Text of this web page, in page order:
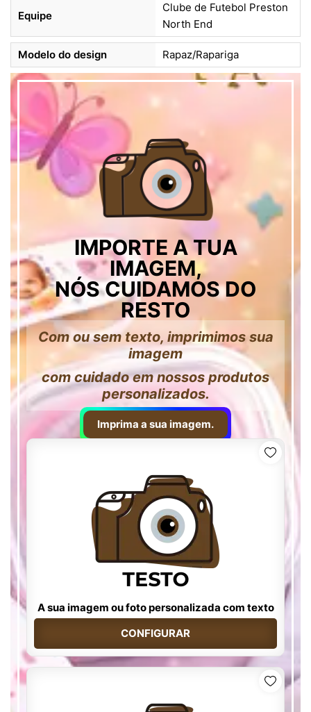
Equipe
Clube de Futebol Preston
North End
Modelo do design Rapaz/Rapariga
IMPORTE A TUA
IMAGEM,
NÓS CUIDAMOS DO
RESTO
Com ou sem texto, imprimimos sua
imagem
com cuidado em nossos produtos
personalizados.
Imprima a sua imagem.
A sua imagem ou foto personalizada com texto
CONFIGURAR